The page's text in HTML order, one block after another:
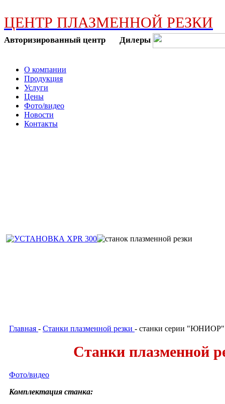
ЦЕНТР ПЛАЗМЕННОЙ РЕЗКИ
Авторизированный центр Дилеры
О компании
Продукция
Услуги
Цены
Фото/видео
Новости
Контакты
Главная - Станки плазменной резки - станки серии "ЮНИОР"
Станки
Фото/видео
Комплектация станка: